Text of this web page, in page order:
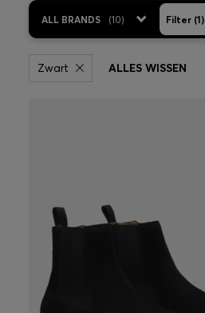
ALL BRANDS (10) Filter (1)
Zwart ALLES WISSEN